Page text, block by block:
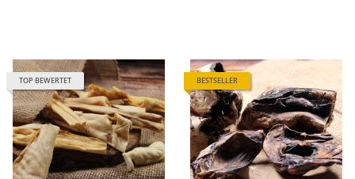
TOP BEWERTET BESTSELLER